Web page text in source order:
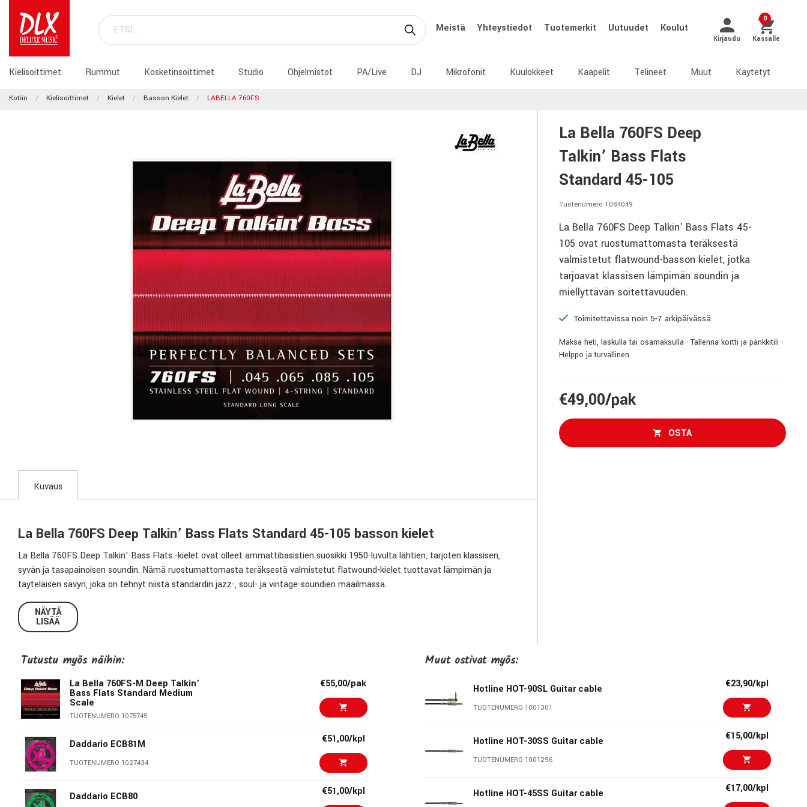
Meistä Yhteystiedot Tuotemerkit Uutuudet Koulut
Kirjaudu
0
Kassalle
Kielisoittimet Rummut Kosketinsoittimet Studio Ohjelmistot PA/Live DJ Mikrofonit Kuulokkeet Kaapelit Telineet Muut Käytetyt
Kotiin Kielisoittimet Kielet Basson Kielet LABELLA 760FS
La Bella 760FS Deep
Talkin’ Bass Flats
Standard 45-105
Tuotenumero 1084049
La Bella 760FS Deep Talkin’ Bass Flats 45-
105 ovat ruostumattomasta teräksestä
valmistetut flatwound-basson kielet, jotka
tarjoavat klassisen lämpimän soundin ja
miellyttävän soitettavuuden.
Toimitettavissa noin 5-7 arkipäivässä
Maksa heti, laskulla tai osamaksulla - Tallenna kortti ja pankkitili -
Helppo ja turvallinen
€49,00/pak
OSTA
Kuvaus
La Bella 760FS Deep Talkin’ Bass Flats Standard 45-105 basson kielet
La Bella 760FS Deep Talkin’ Bass Flats -kielet ovat olleet ammattibasistien suosikki 1950-luvulta lähtien, tarjoten klassisen,
syvän ja tasapainoisen soundin. Nämä ruostumattomasta teräksestä valmistetut flatwound-kielet tuottavat lämpimän ja
täyteläisen sävyn, joka on tehnyt niistä standardin jazz-, soul- ja vintage-soundien maailmassa.
Täydellinen yhdistelmä tuntumaa ja sointia
Käsin kiillotettu pinta tekee La Bellan flatwound-kielistä poikkeuksellisen sileät soittaa, mikä vähentää sormien liukumisääniä ja
vasteen – ihanteellinen valinta perinteiseen bassosoundiin.
Ominaisuudet
Materiaali:Ruostumaton teräs
Rakenne:
Flat Wound, käsin kiillotettu sileä pinta
Jännite:
Paksuudet:0.045 / 0.065 / 0.085 / 0.105
Pituus:
Standard Long Scale
Pakkaus:
MAP Technology – estää hapettumisen ja takaa tuoreuden
NÄYTÄ
LISÄÄ
Tutustu myös näihin:
La Bella 760FS-M Deep Talkin’
Bass Flats Standard Medium
Scale
TUOTENUMERO 1075745
€55,00/pak
Daddario ECB81M
TUOTENUMERO 1027434
€51,00/kpl
Daddario ECB80 €51,00/kpl
Muut ostivat myös:
Hotline HOT-90SL Guitar cable
TUOTENUMERO 1001301
€23,90/kpl
Hotline HOT-30SS Guitar cable
TUOTENUMERO 1001296
€15,00/kpl
Hotline HOT-45SS Guitar cable €17,00/kpl